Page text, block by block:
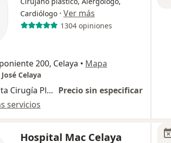
Cardiólogo · Ver más
1304 opiniones
200, Celaya • Mapa
Celaya
Primera visita Cirugía Plástica Precio sin especificar
servicios
Hospital Mac Celaya